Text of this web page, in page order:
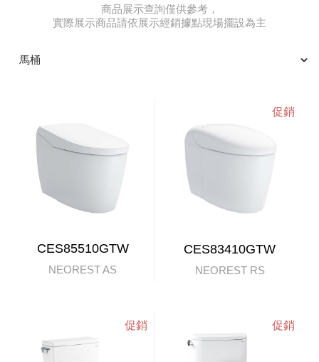
商品展示查詢僅供參考，
實際展示商品請依展示經銷據點現場擺設為主
CES85510GTW
NEOREST AS
CES83410GTW
NEOREST RS